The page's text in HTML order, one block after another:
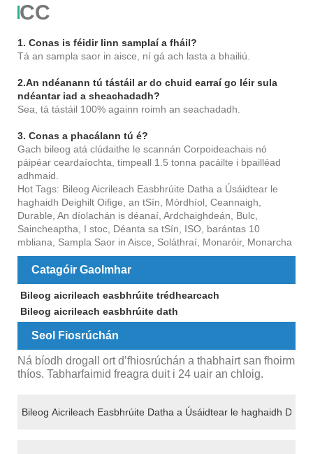
CC
1. Conas is féidir linn samplaí a fháil?
Tá an sampla saor in aisce, ní gá ach lasta a bhailiú.
2.An ndéanann tú tástáil ar do chuid earraí go léir sula
ndéantar iad a sheachadadh?
Sea, tá tástáil 100% againn roimh an seachadadh.
3. Conas a phacálann tú é?
Gach bileog atá clúdaithe le scannán Corpoideachais nó
páipéar ceardaíochta, timpeall 1.5 tonna pacáilte i bpailléad
adhmaid.
Hot Tags: Bileog Aicrileach Easbhrúite Datha a Úsáidtear le
haghaidh Deighilt Oifige, an tSín, Mórdhíol, Ceannaigh,
Durable, An díolachán is déanaí, Ardchaighdeán, Bulc,
Saincheaptha, I stoc, Déanta sa tSín, ISO, barántas 10
mbliana, Sampla Saor in Aisce, Soláthraí, Monaróir, Monarcha
Catagóir Gaolmhar
Bileog aicrileach easbhrúite trédhearcach
Bileog aicrileach easbhrúite dath
Seol Fiosrúchán
Ná bíodh drogall ort d’fhiosrúchán a thabhairt san fhoirm
thíos. Tabharfaimid freagra duit i 24 uair an chloig.